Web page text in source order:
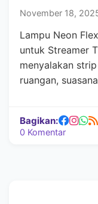
November 18,
Lampu Neon
untuk Streamer
menyalakan
ruangan,
Bagikan:
0 Komentar